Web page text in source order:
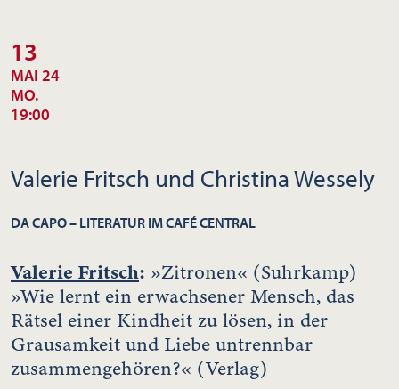
13
MAI 24
MO.
19:00
Valerie Fritsch und Christina Wessely
DA CAPO – LITERATUR IM CAFÉ CENTRAL
Valerie Fritsch: »Zitronen« (Suhrkamp)
»Wie lernt ein erwachsener Mensch, das
Rätsel einer Kindheit zu lösen, in der
Grausamkeit und Liebe untrennbar
zusammengehören?« (Verlag)